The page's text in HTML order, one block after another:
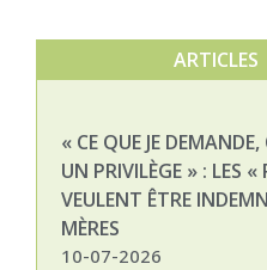
« CE QUE JE
UN PRIVILÈGE » : LES
VEULENT ÊTRE
MÈRES
10-07-2026